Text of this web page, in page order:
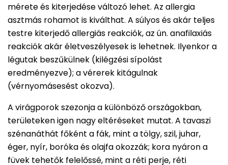
mérete és kiterjedése változó lehet. Az allergia
asztmás rohamot is kiválthat. A súlyos és akár teljes
testre kiterjedő allergiás reakciók, az ún. anafilaxiás
reakciók akár életveszélyesek is lehetnek. Ilyenkor a
légutak beszűkülnek (kilégzési sípolást
eredményezve); a vérerek kitágulnak
(vérnyomásesést okozva).
A virágporok szezonja a különböző országokban,
területeken igen nagy eltéréseket mutat. A tavaszi
szénanáthát főként a fák, mint a tölgy, szil, juhar,
éger, nyír, boróka és olajfa okozzák; kora nyáron a
füvek tehetők felelőssé, mint a réti perje, réti